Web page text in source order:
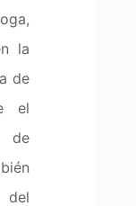
la
de
el
de
del